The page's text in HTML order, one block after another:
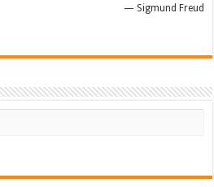
— Sigmund Freud